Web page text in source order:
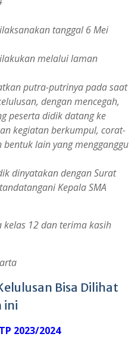
tanggal 6 Mei
melalui laman
putra-putrinya pada saat
dengan mencegah,
peserta didik datang ke
kegiatan berkumpul, corat-
lain yang mengganggu
dinyatakan dengan Surat
Kepala SMA
kelas 12 dan terima kasih
Bisa Dilihat
ini
2023/2024